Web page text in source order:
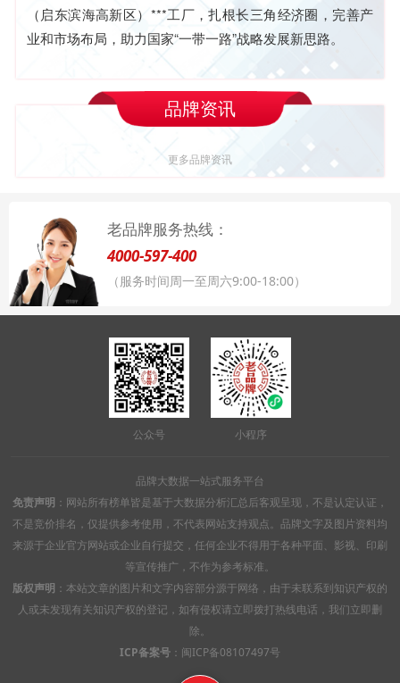
（启东滨海高新区）***工厂，扎根长三角经济圈，完善产
业和市场布局，助力国家“一带一路”战略发展新思路。
品牌资讯
更多品牌资讯
老品牌服务热线：
4000-597-400
（服务时间周一至周六9:00-18:00）
公众号 小程序
品牌大数据一站式服务平台
免责声明 ：网站所有榜单皆是基于大数据分析汇总后客观呈现，不是认定认证，
不是竞价排名，仅提供参考使用，不代表网站支持观点。品牌文字及图片资料均
来源于企业官方网站或企业自行提交，任何企业不得用于各种平面、影视、印刷
等宣传推广，不作为参考标准。
版权声明 ：本站文章的图片和文字内容部分源于网络，由于未联系到知识产权的
人或未发现有关知识产权的登记，如有侵权请立即拨打热线电话，我们立即删
除。
ICP备案号 ： 闽ICP备08107497号